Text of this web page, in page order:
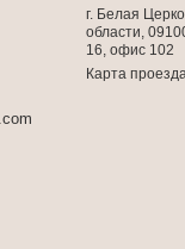
г. Белая
области,
16, офис 102
Карта